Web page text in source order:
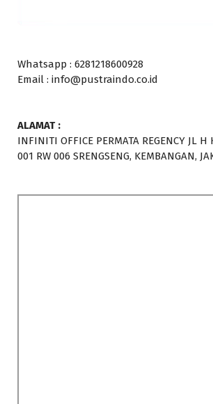
Whatsapp : 6281218600928
Email : info@pustraindo.co.id
ALAMAT :
INFINITI OFFICE PERMATA REGENCY JL H
001 RW 006 SRENGSENG, KEMBANGAN,